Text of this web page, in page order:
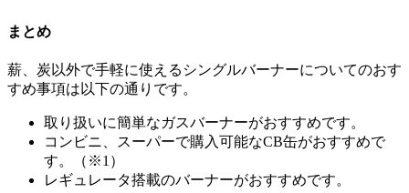
まとめ
薪、炭以外で手軽に使えるシングルバーナーについてのおす
すめ事項は以下の通りです。
取り扱いに簡単なガスバーナーがおすすめです。
コンビニ、スーパーで購入可能なCB缶がおすすめで
す。（※1）
レギュレータ搭載のバーナーがおすすめです。